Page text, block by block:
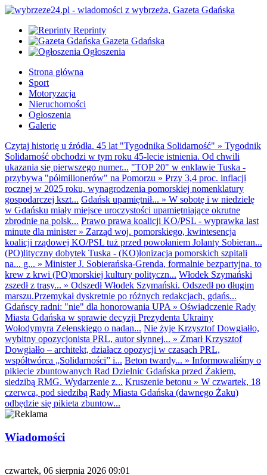
Reprinty
Gazeta Gdańska
Ogłoszenia
Strona główna
Sport
Motoryzacja
Nieruchomości
Ogłoszenia
Galerie
Czytaj historię u źródła. 45 lat "Tygodnika Solidarność" » Tygodnik
Solidarność obchodzi w tym roku 45-lecie istnienia. Od chwili
ukazania się pierwszego numer... "TOP 20" w enklawie Tuska -
przybywa "półmilionerów" na Pomorzu » Przy 3,4 proc. inflacji
rocznej w 2025 roku, wynagrodzenia pomorskiej nomenklatury
gospodarczej kszt... Gdańsk upamiętnił... » W sobotę i w niedzielę
w Gdańsku miały miejsce uroczystości upamiętniające okrutne
zbrodnie na polsk... Prawo prawa koalicji KO/PSL - wyprawka last
minute dla minister» Zarząd woj. pomorskiego, kwintesencja
koalicji rządowej KO/PSL tuż przed powołaniem Jolanty Sobieran...
(PO)lityczny dobytek Tuska - (KO)lonizacja pomorskich szpitali
na... g... » Minister J. Sobierańska-Grenda, formalnie bezpartyjna, to
krew z krwi (PO)morskiej kultury polityczn... Włodek Szymański
zszedł z trasy... » Odszedł Włodek Szymański. Odszedł po długim
marszu.Przemykał dyskretnie po różnych redakcjach, gdańs...
Gdańscy radni: "nie" dla honorowania UPA » Oświadczenie Rady
Miasta Gdańska w sprawie decyzji Prezydenta Ukrainy
Wołodymyra Zełenskiego o nadan... Nie żyje Krzysztof Dowgiałło,
wybitny opozycjonista PRL, autor słynnej... » Zmarł Krzysztof
Dowgiałło – architekt, działacz opozycji w czasach PRL,
współtwórca „Solidarności” i... Beton twardy... » Informowaliśmy o
pikiecie zbuntowanych Rad Dzielnic Gdańska przed Żakiem,
siedzibą RMG. Wydarzenie z... Kruszenie betonu » W czwartek, 18
czerwca, pod siedzibą Rady Miasta Gdańska (dawnego Żaku)
odbędzie się pikieta zbuntow...
Wiadomości
czwartek, 06 sierpnia 2026 09:01